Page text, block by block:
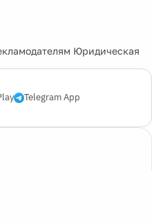
Юридическая
Telegram App